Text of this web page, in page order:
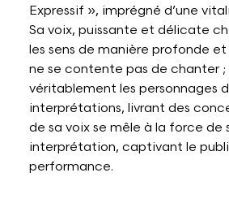
Expressif », imprégné d’une
Sa voix, puissante et délicate
les sens de manière profonde et
ne se contente pas de chanter ;
véritablement les personnages
interprétations, livrant des
de sa voix se mêle à la force de
interprétation, captivant le
performance.